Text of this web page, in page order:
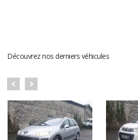
Découvrez nos derniers véhicules